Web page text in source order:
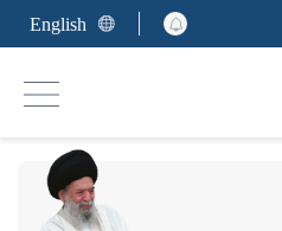
English